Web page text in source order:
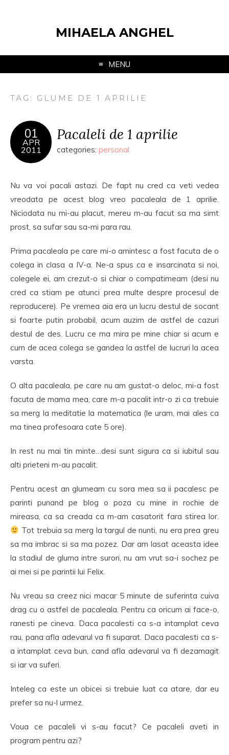
MIHAELA ANGHEL
MENU
TAG: GLUME DE 1 APRILIE
01
APR
2011
Pacaleli de 1 aprilie
categories: personal
Nu va voi pacali astazi. De fapt nu cred ca veti vedea
vreodata pe acest blog vreo pacaleala de 1 aprilie.
Niciodata nu mi-au placut, mereu m-au facut sa ma simt
prost, sa sufar sau sa-mi para rau.
Prima pacaleala pe care mi-o amintesc a fost facuta de o
colega in clasa a IV-a. Ne-a spus ca e insarcinata si noi,
colegele ei, am crezut-o si chiar o compatimeam (desi nu
cred ca stiam pe atunci prea multe despre procesul de
reproducere). Pe vremea aia era un lucru destul de socant
si foarte putin probabil, acum auzim de astfel de cazuri
destul de des. Lucru ce ma mira pe mine chiar si acum e
cum de acea colega se gandea la astfel de lucruri la acea
varsta.
O alta pacaleala, pe care nu am gustat-o deloc, mi-a fost
facuta de mama mea, care m-a pacalit intr-o zi ca trebuie
sa merg la meditatie la matematica (le uram, mai ales ca
ma tinea profesoara cate 5 ore).
In rest nu mai tin minte…desi sunt sigura ca si iubitul sau
alti prieteni m-au pacalit.
Pentru acest an glumeam cu sora mea sa ii pacalesc pe
parinti punand pe blog o poza cu mine in rochie de
mireasa, ca sa creada ca m-am casatorit fara stirea lor.
Tot trebuia sa merg la targul de nunti, nu era prea greu
sa ma imbrac si sa ma pozez. Dar am lasat aceasta idee
la stadiul de gluma intre surori, nu am vrut sa-i sochez pe
ai mei si pe parintii lui Felix.
Nu vreau sa creez nici macar 5 minute de suferinta cuiva
drag cu o astfel de pacaleala. Pentru ca oricum ai face-o,
ranesti pe cineva. Daca pacalesti ca s-a intamplat ceva
rau, pana afla adevarul va fi suparat. Daca pacalesti ca s-
a intamplat ceva bun, cand afla adevarul va fi dezamagit
si iar va suferi.
Inteleg ca este un obicei si trebuie luat ca atare, dar eu
prefer sa nu-l urmez.
Voua ce pacaleli vi s-au facut? Ce pacaleli aveti in
program pentru azi?